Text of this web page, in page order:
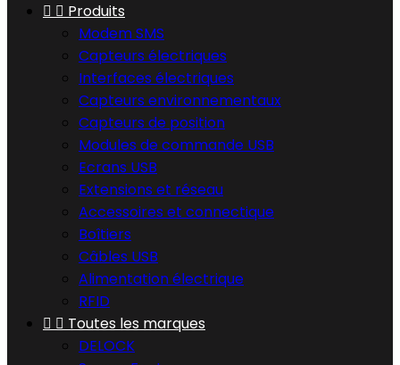
  Produits
Modem SMS
Capteurs électriques
Interfaces électriques
Capteurs environnementaux
Capteurs de position
Modules de commande USB
Ecrans USB
Extensions et réseau
Accessoires et connectique
Boîtiers
Câbles USB
Alimentation électrique
RFID
  Toutes les marques
DELOCK